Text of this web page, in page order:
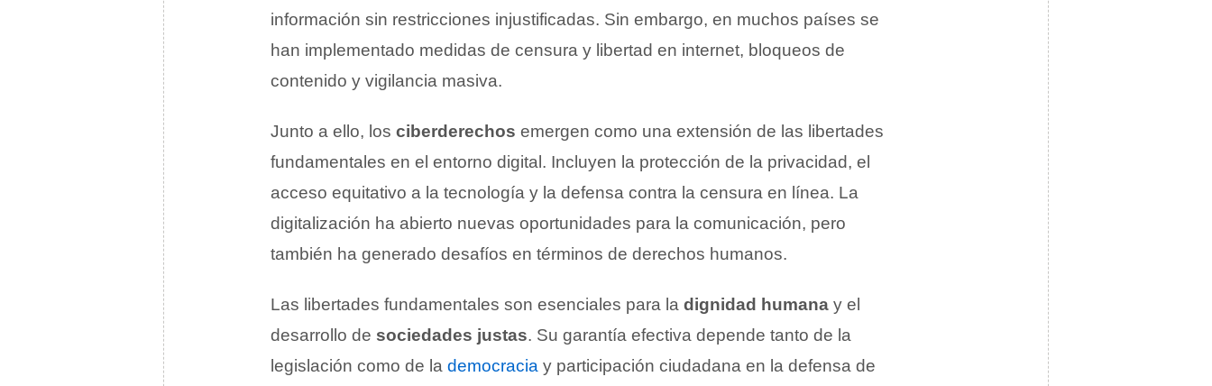
información sin restricciones injustificadas. Sin embargo, en muchos países se
han implementado medidas de censura y libertad en internet, bloqueos de
contenido y vigilancia masiva.
Junto a ello, los ciberderechos emergen como una extensión de las libertades
fundamentales en el entorno digital. Incluyen la protección de la privacidad, el
acceso equitativo a la tecnología y la defensa contra la censura en línea. La
digitalización ha abierto nuevas oportunidades para la comunicación, pero
también ha generado desafíos en términos de derechos humanos.
Las libertades fundamentales son esenciales para la dignidad humana y el
desarrollo de sociedades justas. Su garantía efectiva depende tanto de la
legislación como de la democracia y participación ciudadana en la defensa de